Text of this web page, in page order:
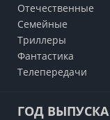
Отечественные
Семейные
Триллеры
Фантастика
Телепередачи
ГОД ВЫПУСКА